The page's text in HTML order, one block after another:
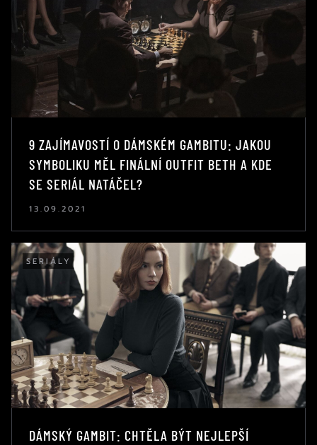
9 ZAJÍMAVOSTÍ O DÁMSKÉM GAMBITU: JAKOU
SYMBOLIKU MĚL FINÁLNÍ OUTFIT BETH A KDE
SE SERIÁL NATÁČEL?
13.09.2021
SERIÁLY
DÁMSKÝ GAMBIT: CHTĚLA BÝT NEJLEPŠÍ